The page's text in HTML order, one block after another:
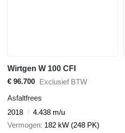
Wirtgen W 100 CFI
€ 96.700 Exclusief BTW
Asfaltfrees
2018
4.438 m/u
Vermogen 182 kW (248 PK)